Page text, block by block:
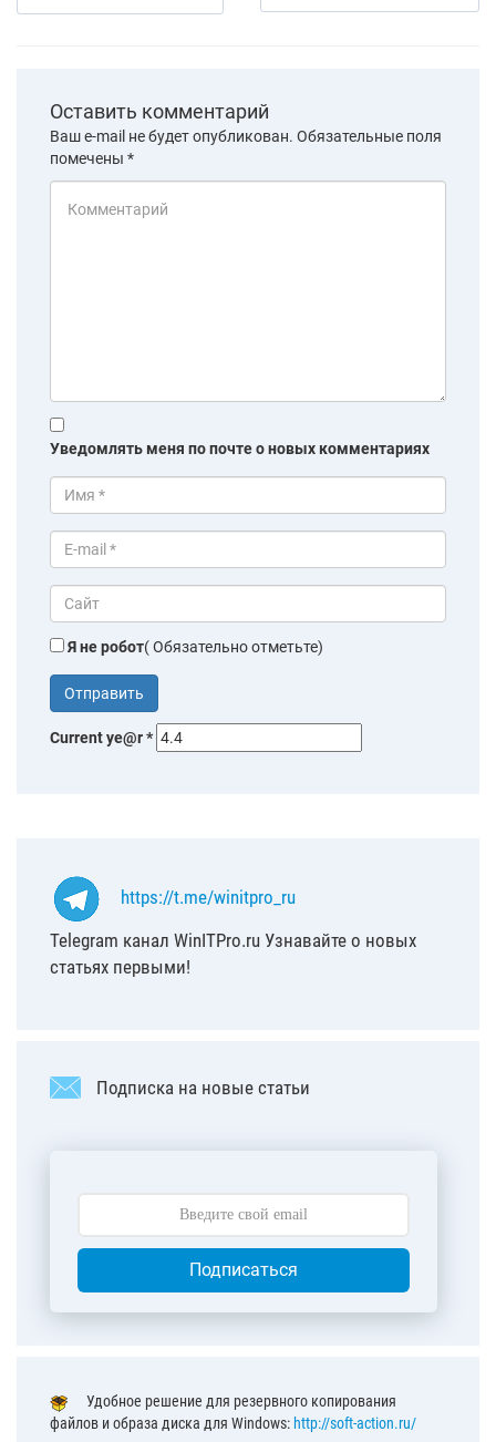
Оставить комментарий
Ваш e-mail не будет опубликован. Обязательные поля
помечены *
Уведомлять меня по почте о новых комментариях
Я не робот( Обязательно отметьте)
Current ye@r*
https://t.me/winitpro_ru
Telegram канал WinITPro.ru Узнавайте о новых
статьях первыми!
Подписка на новые статьи
Подписаться
Удобное решение для резервного копирования
файлов и образа диска для Windows: http://soft-action.ru/